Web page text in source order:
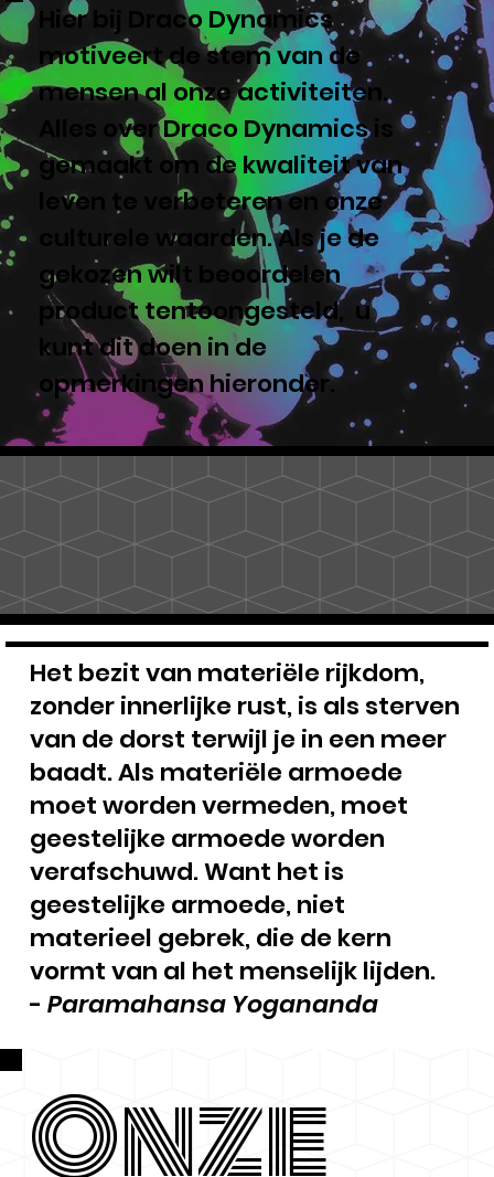
Het bezit van materiële rijkdom,
zonder innerlijke rust, is als sterven
van de dorst terwijl je in een meer
baadt. Als materiële armoede
moet worden vermeden, moet
geestelijke armoede worden
verafschuwd. Want het is
geestelijke armoede, niet
materieel gebrek, die de kern
vormt van al het menselijk lijden.
- Paramahansa Yogananda
Hier bij Draco Dynamics
motiveert de stem van de
mensen al onze activiteiten.
Alles over Draco Dynamics is
gemaakt om de kwaliteit van
leven te verbeteren en onze
culturele waarden. Als je de
gekozen wilt beoordelen
product tentoongesteld, u
kunt dit doen in de
opmerkingen hieronder.
Onze